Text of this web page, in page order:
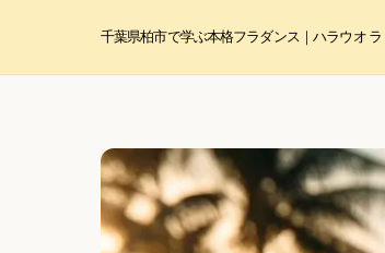
千葉県柏市で学ぶ本格フラダンス｜ハラウ オ ラ